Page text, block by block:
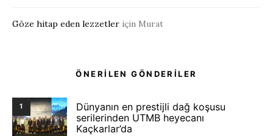
Göze hitap eden lezzetler için Murat
ÖNERİLEN GÖNDERİLER
1
Dünyanın en prestijli dağ koşusu
serilerinden UTMB heyecanı
Kaçkarlar’da